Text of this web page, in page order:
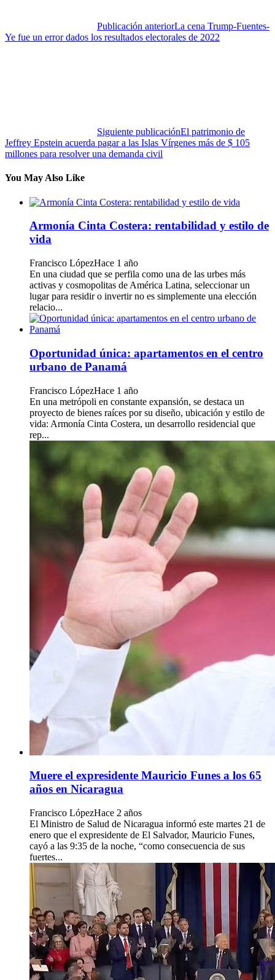
Publicación anteriorLa cena Trump-Fuentes-
Ye fue un error dados los resultados electorales de 2022
Siguiente publicaciónEl patrimonio de
Jeffrey Epstein acuerda pagar a las Islas Vírgenes más de $ 105
millones para resolver una demanda civil
You May Also Like
Armonía Cinta Costera: rentabilidad y estilo de
vida
Francisco LópezHace 1 año
En una ciudad que se perfila como una de las urbes más
activas y cosmopolitas de América Latina, seleccionar un
lugar para residir o invertir no es simplemente una elección
relacio...
Oportunidad única: apartamentos en el centro
urbano de Panamá
Francisco LópezHace 1 año
En una metrópoli en constante expansión, se destaca un
proyecto de bienes raíces por su diseño, ubicación y estilo de
vida: Armonía Cinta Costera, un desarrollo residencial que
rep...
Muere el expresidente Mauricio Funes a los 65
años en Nicaragua
Francisco LópezHace 2 años
El Ministro de Salud de Nicaragua informó este martes 21 de
enero que el expresidente de El Salvador, Mauricio Funes,
cayó a las 9:35 de la noche, “como consecuencia de sus
fuertes...